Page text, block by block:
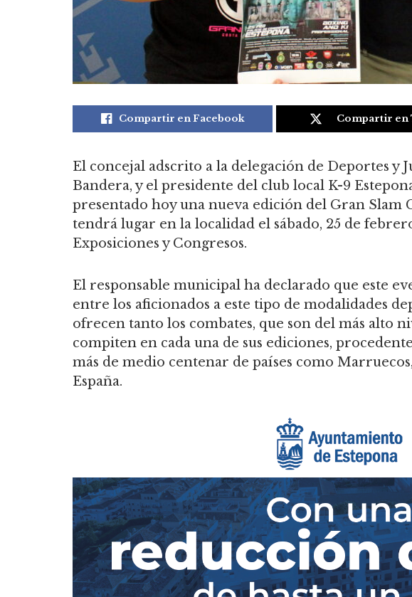
Compartir en Facebook Compartir en
El concejal adscrito a la delegación de Deportes y
Bandera, y el presidente del club local K-9
presentado hoy una nueva edición del Gran Slam
tendrá lugar en la localidad el sábado, 25 de
Exposiciones y Congresos.
El responsable municipal ha declarado que este
entre los aficionados a este tipo de modalidades
ofrecen tanto los combates, que son del más alto
compiten en cada una de sus ediciones,
más de medio centenar de países como
España.